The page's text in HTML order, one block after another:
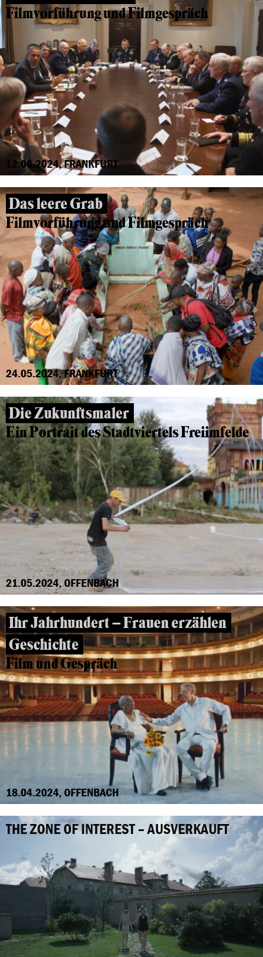
Filmvorführung und Filmgespräch
12.06.2024, FRANKFURT
Das leere Grab
Filmvorführung und Filmgespräch
24.05.2024, FRANKFURT
Die Zukunftsmaler
Ein Portrait des Stadtviertels Freiimfelde
21.05.2024, OFFENBACH
Ihr Jahrhundert – Frauen erzählen
Geschichte
Film und Gespräch
18.04.2024, OFFENBACH
THE ZONE OF INTEREST – AUSVERKAUFT